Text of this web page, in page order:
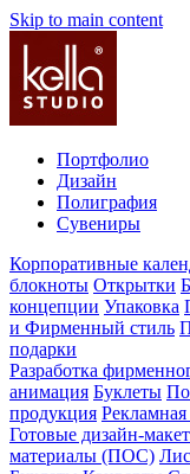
Skip to main content
Портфолио
Дизайн
Полиграфия
Сувениры
Корпоративные
блокноты Открытки
концепции Упаковка
и Фирменный стиль
подарки
Разработка
анимация Буклеты
продукция
Готовые дизайн-
материалы (ПОС)